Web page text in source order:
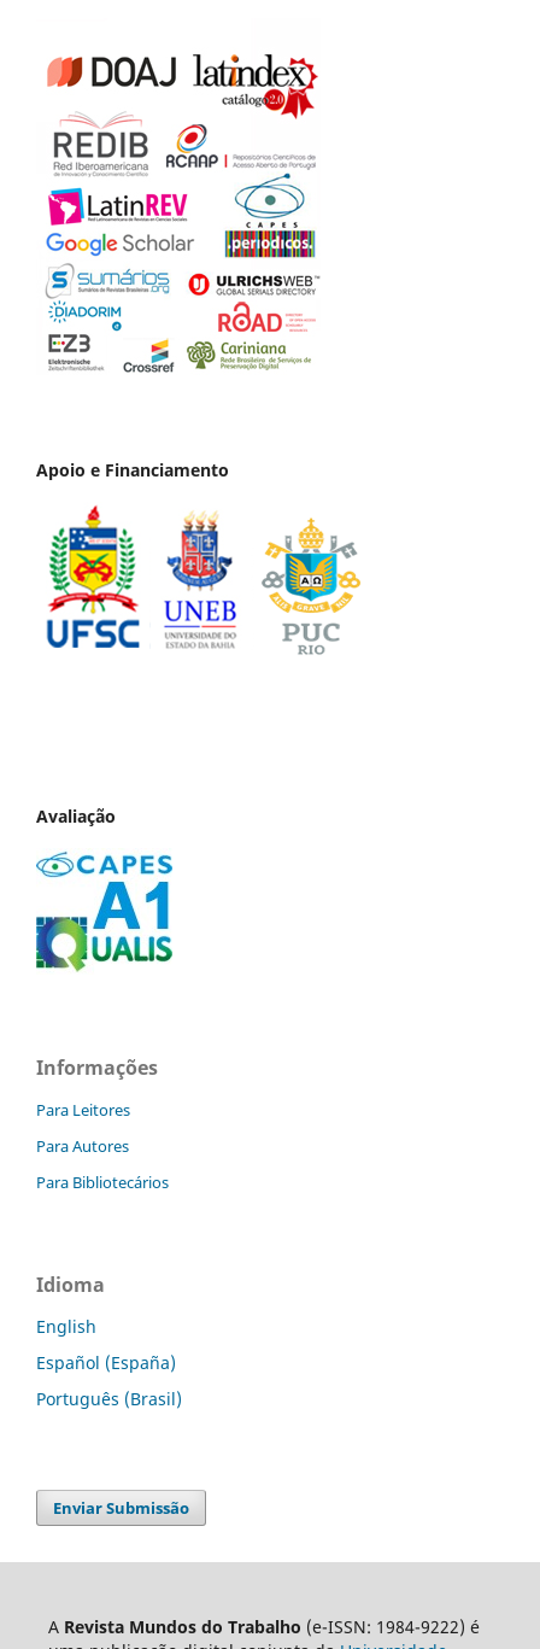
Apoio e Financiamento
Avaliação
Informações
Para Leitores
Para Autores
Para Bibliotecários
Idioma
English
Español (España)
Português (Brasil)
Enviar Submissão
A Revista Mundos do Trabalho (e-ISSN: 1984-9222) é